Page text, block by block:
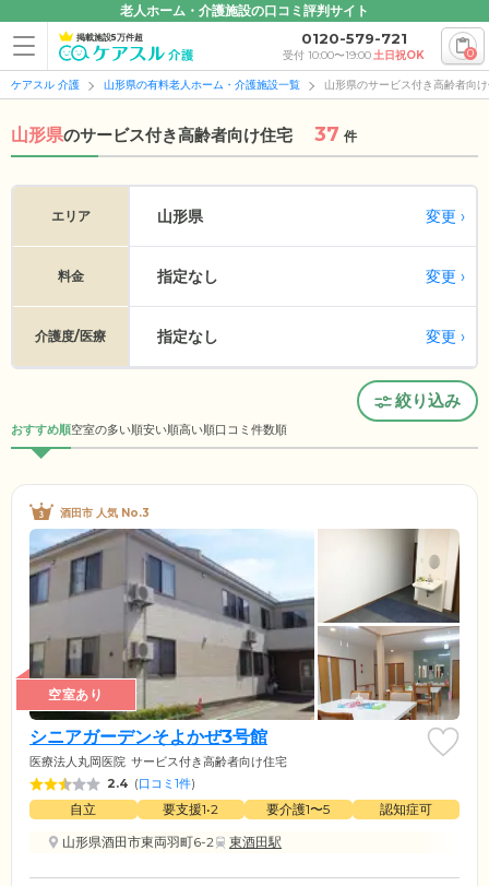
老人ホーム・介護施設の口コミ評判サイト
掲載施設5万件超 0120-579-721
受付 10:00〜19:00土日祝OK 0
ケアスル 介護 山形県の有料老人ホーム・介護施設一覧 山形県のサービス付き高齢者向
山形県のサービス付き高齢者向け住宅 37 件
エリア 山形県 変更
料金 指定なし 変更
介護度/医療 指定なし 変更
絞り込み
おすすめ順空室の多い順安い順高い順口コミ件数順
酒田市 人気 No.3
空室あり
シニアガーデンそよかぜ3号館
医療法人丸岡医院 サービス付き高齢者向け住宅
2.4 (口コミ1件)
自立 要支援1•2 要介護1〜5
認知症可
山形県酒田市東両羽町6-2
東酒田駅